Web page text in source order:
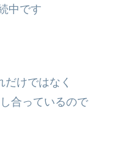
中です
けではなく
合っているので